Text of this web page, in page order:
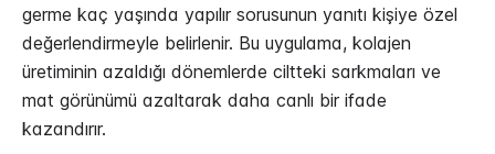
germe kaç yaşında yapılır sorusunun yanıtı kişiye özel
değerlendirmeyle belirlenir. Bu uygulama, kolajen
üretiminin azaldığı dönemlerde ciltteki sarkmaları ve
mat görünümü azaltarak daha canlı bir ifade
kazandırır.